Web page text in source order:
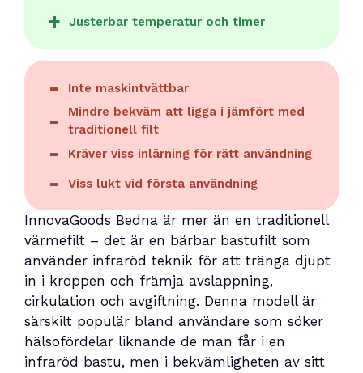
Justerbar temperatur och timer
Inte maskintvättbar
Mindre bekväm att ligga i jämfört med
traditionell filt
Kräver viss inlärning för rätt användning
Viss lukt vid första användning
InnovaGoods Bedna är mer än en traditionell
värmefilt – det är en bärbar bastufilt som
använder infraröd teknik för att tränga djupt
in i kroppen och främja avslappning,
cirkulation och avgiftning. Denna modell är
särskilt populär bland användare som söker
hälsofördelar liknande de man får i en
infraröd bastu, men i bekvämligheten av sitt